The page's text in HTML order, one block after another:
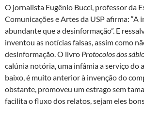
O jornalista Eugênio Bucci, professor da
Comunicações e Artes da USP afirma: “A
abundante que a desinformação”. E
inventou as notícias falsas, assim como
desinformação. O livro Protocolos dos
calúnia notória, uma infâmia a serviço do
baixo, é muito anterior à invenção do
obstante, promoveu um estrago sem
facilita o fluxo dos relatos, sejam eles bons